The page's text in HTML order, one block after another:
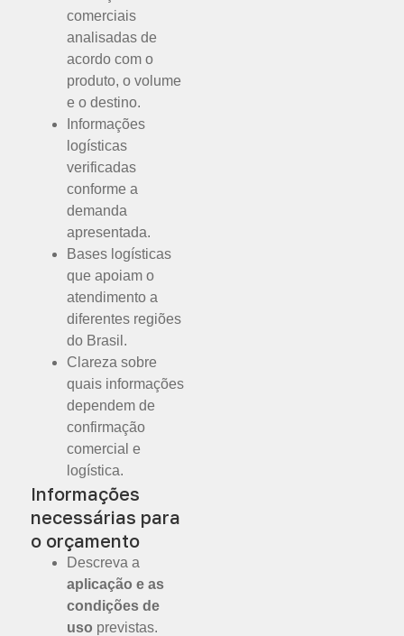
comerciais
analisadas de
acordo com o
produto, o volume
e o destino.
Informações
logísticas
verificadas
conforme a
demanda
apresentada.
Bases logísticas
que apoiam o
atendimento a
diferentes regiões
do Brasil.
Clareza sobre
quais informações
dependem de
confirmação
comercial e
logística.
Informações
necessárias para
o orçamento
Descreva a
aplicação e as
condições de
uso previstas.